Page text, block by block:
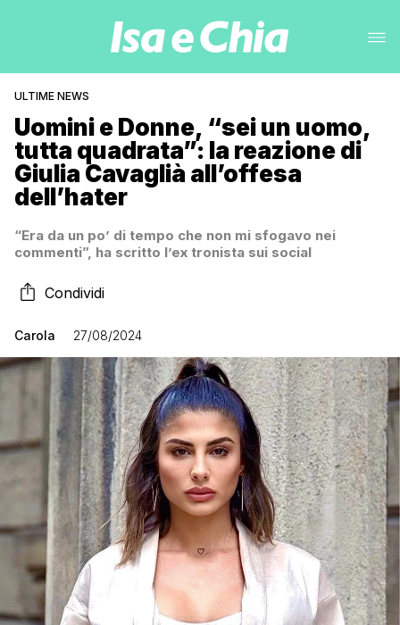
ULTIME NEWS
Uomini e Donne, “sei un uomo,
tutta quadrata”: la reazione di
Giulia Cavaglià all’offesa
dell’hater
“Era da un po’ di tempo che non mi sfogavo nei
commenti”, ha scritto l’ex tronista sui social
Condividi
Carola 27/08/2024